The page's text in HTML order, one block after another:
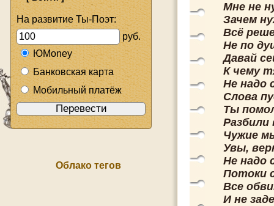
На развитие Ты-Поэт:
руб.
ЮMoney
Банковская карта
Мобильный платёж
Облако тегов
Мне не
Зачем
Всё
Не по
Давай
К чему
Не надо
Слова
Ты
Разбили
Чужие
Увы,
Не надо
Потоки
Все
И не